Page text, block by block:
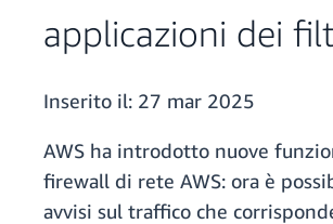
applicazioni dei
Inserito il: 27 mar 2025
AWS ha introdotto nuove
firewall di rete AWS: ora è
avvisi sul traffico che